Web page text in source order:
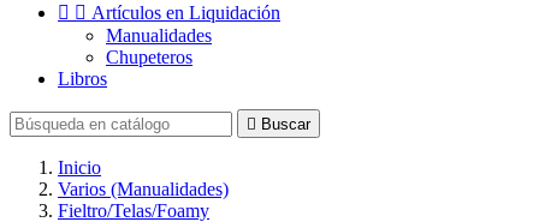
  Artículos en Liquidación
Manualidades
Chupeteros
Libros
 Buscar
Inicio
Varios (Manualidades)
Fieltro/Telas/Foamy